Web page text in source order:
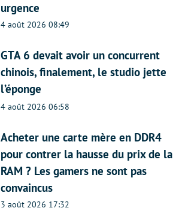
urgence
4 août 2026 08:49
GTA 6 devait avoir un concurrent
chinois, finalement, le studio jette
l’éponge
4 août 2026 06:58
Acheter une carte mère en DDR4
pour contrer la hausse du prix de la
RAM ? Les gamers ne sont pas
convaincus
3 août 2026 17:32